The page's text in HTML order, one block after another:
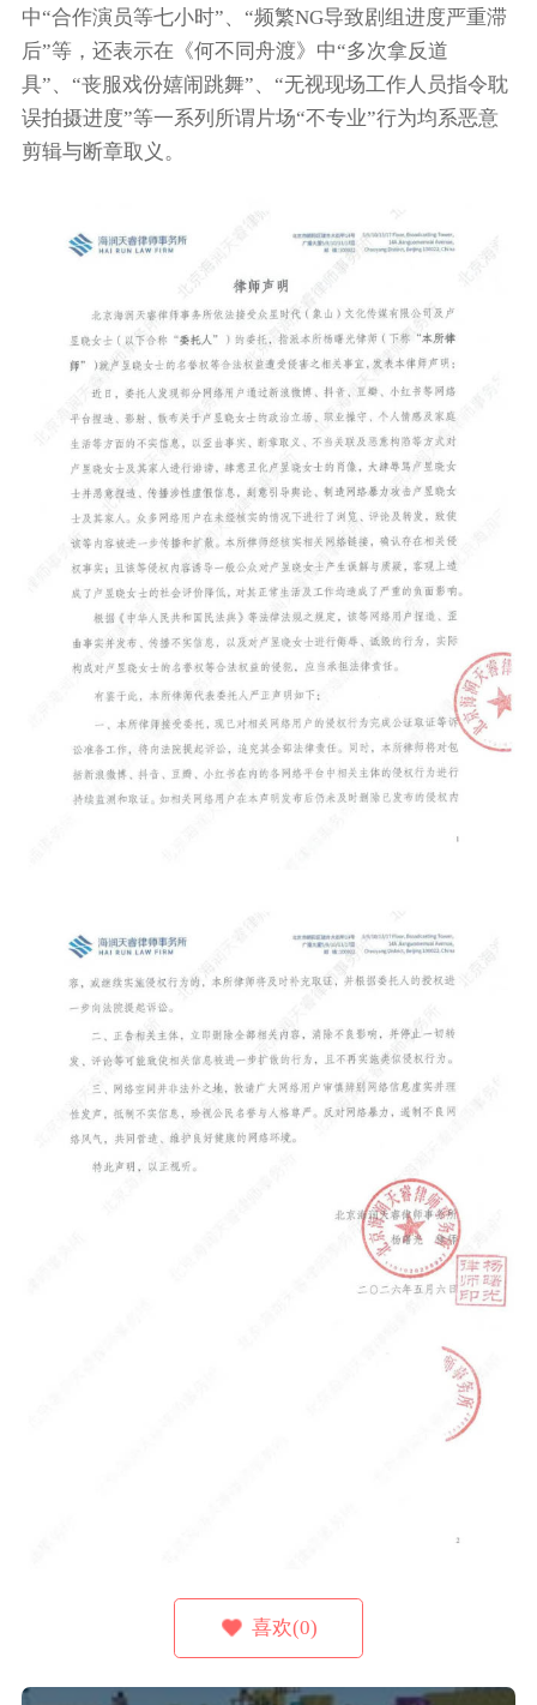
中“合作演员等七小时”、“频繁NG导致剧组进度严重滞
后”等，还表示在《何不同舟渡》中“多次拿反道
具”、“丧服戏份嬉闹跳舞”、“无视现场工作人员指令耽
误拍摄进度”等一系列所谓片场“不专业”行为均系恶意
剪辑与断章取义。
喜欢(0)